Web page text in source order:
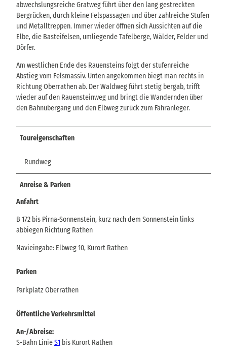
abwechslungsreiche Gratweg führt über den lang gestreckten
Bergrücken, durch kleine Felspassagen und über zahlreiche Stufen
und Metalltreppen. Immer wieder öffnen sich Aussichten auf die
Elbe, die Basteifelsen, umliegende Tafelberge, Wälder, Felder und
Dörfer.
Am westlichen Ende des Rauensteins folgt der stufenreiche
Abstieg vom Felsmassiv. Unten angekommen biegt man rechts in
Richtung Oberrathen ab. Der Waldweg führt stetig bergab, trifft
wieder auf den Rauensteinweg und bringt die Wandernden über
den Bahnübergang und den Elbweg zurück zum Fähranleger.
Toureigenschaften
Rundweg
Anreise & Parken
Anfahrt
B 172 bis Pirna-Sonnenstein, kurz nach dem Sonnenstein links
abbiegen Richtung Rathen
Navieingabe: Elbweg 10, Kurort Rathen
Parken
Parkplatz Oberrathen
Öffentliche Verkehrsmittel
An-/Abreise:
S-Bahn LinieS1 bis Kurort Rathen